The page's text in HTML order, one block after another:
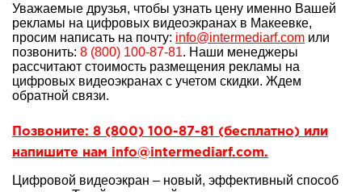
Уважаемые друзья, чтобы узнать цену именно Вашей
рекламы на цифровых видеоэкранах в Макеевке,
просим написать на почту: info@intermediarf.com или
позвонить: 8 (800) 100-87-81. Наши менеджеры
рассчитают стоимость размещения рекламы на
цифровых видеоэкранах с учетом скидки. Ждем
обратной связи.
Позвоните: 8 (800) 100-87-81 (бесплатно) или
напишите нам info@intermediarf.com.
Цифровой видеоэкран – новый, эффективный способ